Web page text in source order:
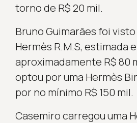
torno de R$ 20 mil.
Bruno Guimarães foi
Hermès R.M.S, estimada
aproximadamente R$ 80
optou por uma Hermès
por no mínimo R$ 150 mil.
Casemiro carregou uma